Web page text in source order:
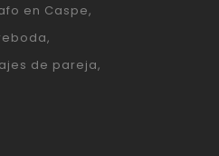
en Caspe
de pareja